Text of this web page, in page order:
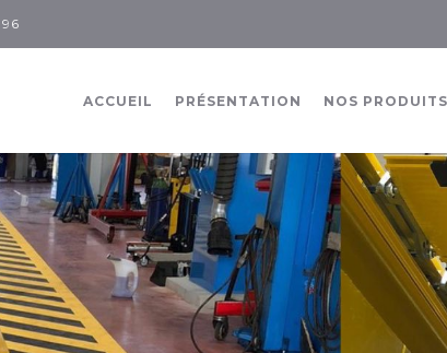
ACCUEIL PRÉSENTATION NOS PRODUITS